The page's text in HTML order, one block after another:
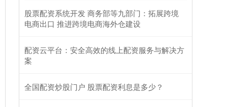
股票配资系统开发 商务部等九部门：拓展跨境
电商出口 推进跨境电商海外仓建设
配资云平台：安全高效的线上配资服务与解决方
案
全国配资炒股门户 股票配资利息是多少？